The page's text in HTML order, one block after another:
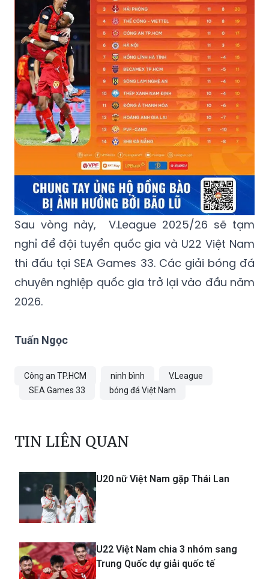
Sau vòng này, V.League 2025/26 sẽ tạm
nghỉ để đội tuyển quốc gia và U22 Việt Nam
thi đấu tại SEA Games 33. Các giải bóng đá
chuyên nghiệp quốc gia trở lại vào đầu năm
2026.
Tuấn Ngọc
Công an TP.HCM ninh bình
V.League
SEA Games 33
bóng đá Việt Nam
TIN LIÊN QUAN
U20 nữ Việt Nam gặp Thái Lan
U22 Việt Nam chia 3 nhóm sang
Trung Quốc dự giải quốc tế